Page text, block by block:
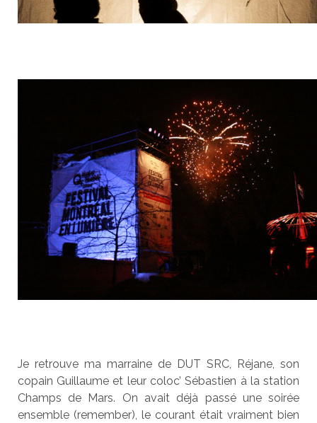
Je retrouve ma marraine de DUT SRC, Réjane, son
copain Guillaume et leur coloc’ Sébastien à la station
Champs de Mars. On avait déjà passé une soirée
ensemble (remember), le courant était vraiment bien